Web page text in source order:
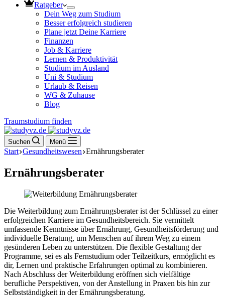
Ratgeber
Dein Weg zum Studium
Besser erfolgreich studieren
Plane jetzt Deine Karriere
Finanzen
Job & Karriere
Lernen & Produktivität
Studium im Ausland
Uni & Studium
Urlaub & Reisen
WG & Zuhause
Blog
Traumstudium finden
Suchen Menü
Start Gesundheitswesen Ernährungsberater
Ernährungsberater
Die Weiterbildung zum Ernährungsberater ist der Schlüssel zu einer
erfolgreichen Karriere im Gesundheitsbereich. Sie vermittelt
umfassende Kenntnisse über Ernährung, Gesundheitsförderung und
individuelle Beratung, um Menschen auf ihrem Weg zu einem
gesünderen Leben zu unterstützen. Die flexible Gestaltung der
Programme, sei es als Fernstudium oder Teilzeitkurs, ermöglicht es
dir, Lernen und praktische Erfahrungen optimal zu kombinieren.
Nach Abschluss der Weiterbildung eröffnen sich vielfältige
berufliche Perspektiven, von der Anstellung in Praxen bis hin zur
Selbstständigkeit in der Ernährungsberatung.